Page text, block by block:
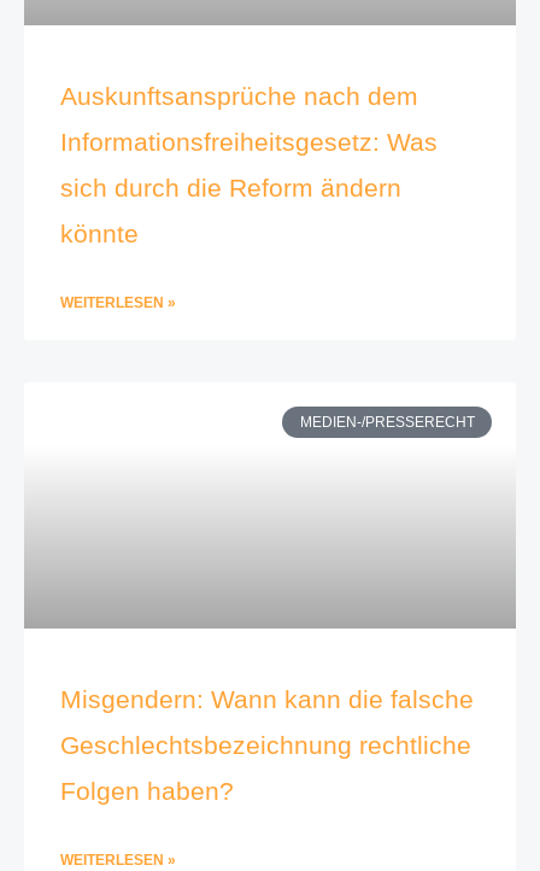
Auskunftsansprüche nach dem
Informationsfreiheitsgesetz: Was
sich durch die Reform ändern
könnte
WEITERLESEN »
MEDIEN-/PRESSERECHT
Misgendern: Wann kann die falsche
Geschlechtsbezeichnung rechtliche
Folgen haben?
WEITERLESEN »